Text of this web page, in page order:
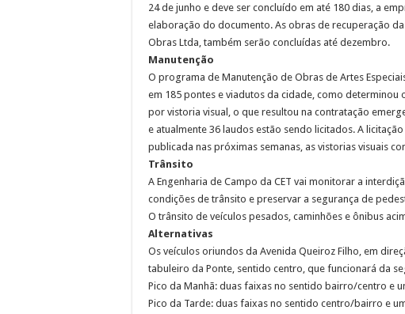
24 de junho e deve ser concluído em até 180 dias, a
elaboração do documento. As obras de recuperação
Obras Ltda, também serão concluídas até dezembro.
Manutenção
O programa de Manutenção de Obras de Artes
em 185 pontes e viadutos da cidade, como determinou
por vistoria visual, o que resultou na contratação
e atualmente 36 laudos estão sendo licitados. A
publicada nas próximas semanas, as vistorias visuais
Trânsito
A Engenharia de Campo da CET vai monitorar a
condições de trânsito e preservar a segurança de
O trânsito de veículos pesados, caminhões e ônibus
Alternativas
Os veículos oriundos da Avenida Queiroz Filho, em
tabuleiro da Ponte, sentido centro, que funcionará da
Pico da Manhã: duas faixas no sentido bairro/centro e
Pico da Tarde: duas faixas no sentido centro/bairro e